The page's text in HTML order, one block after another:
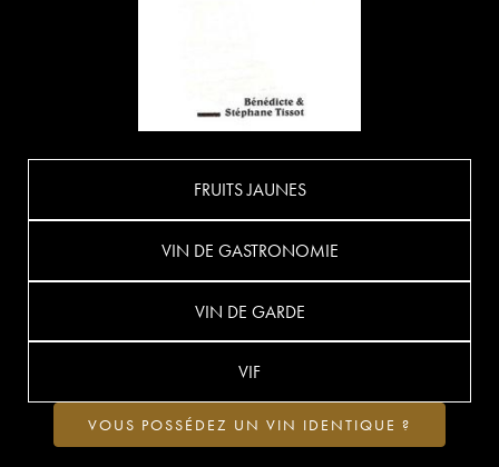
FRUITS JAUNES
VIN DE GASTRONOMIE
VIN DE GARDE
VIF
VOUS POSSÉDEZ UN VIN IDENTIQUE ?